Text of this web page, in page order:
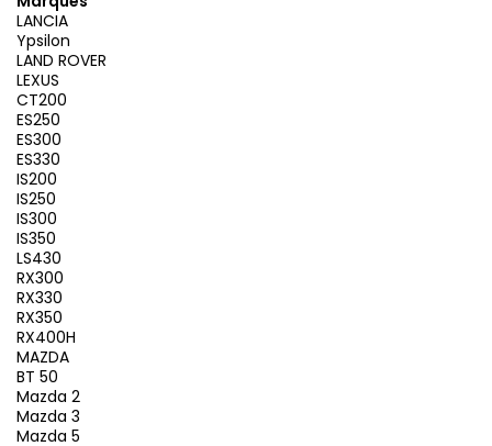
LANCIA
Ypsilon
LAND ROVER
LEXUS
CT200
ES250
ES300
ES330
IS200
IS250
IS300
IS350
LS430
RX300
RX330
RX350
RX400H
MAZDA
BT 50
Mazda 2
Mazda 3
Mazda 5